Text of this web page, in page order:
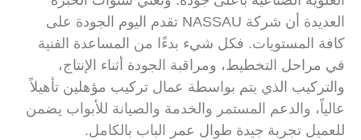
العديدة أن شركة NASSAU تقدم اليوم الجودة على
كافة المستويات. فكل شيء بدءًا من المساعدة الفنية
في مراحل التخطيط، ومراقبة الجودة أثناء الإنتاج،
والتركيب الذي يتم بواسطة عمال تركيب مؤهلين تأهيلاً
عالياً، والدعم المستمر والخدمة والصيانة للأبواب يضمن
للعميل تجربة جيدة طوال عمر الباب بالكامل.